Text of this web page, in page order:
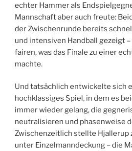
echter Hammer als
Mannschaft aber auch freute:
der Zwischenrunde bereits
und intensiven Handball gezeigt
fairen, was das Finale zu einer
machte.
Und tatsächlich entwickelte sich
hochklassiges Spiel, in dem es
immer wieder gelang, die
neutralisieren und phasenweise
Zwischenzeitlich stellte Hjallerup
unter Einzelmanndeckung – die